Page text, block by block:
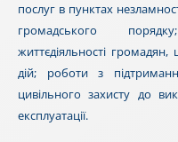
послуг в пунктах
громадського
життєдіяльності
дій; роботи з
цивільного захисту до
експлуатації.